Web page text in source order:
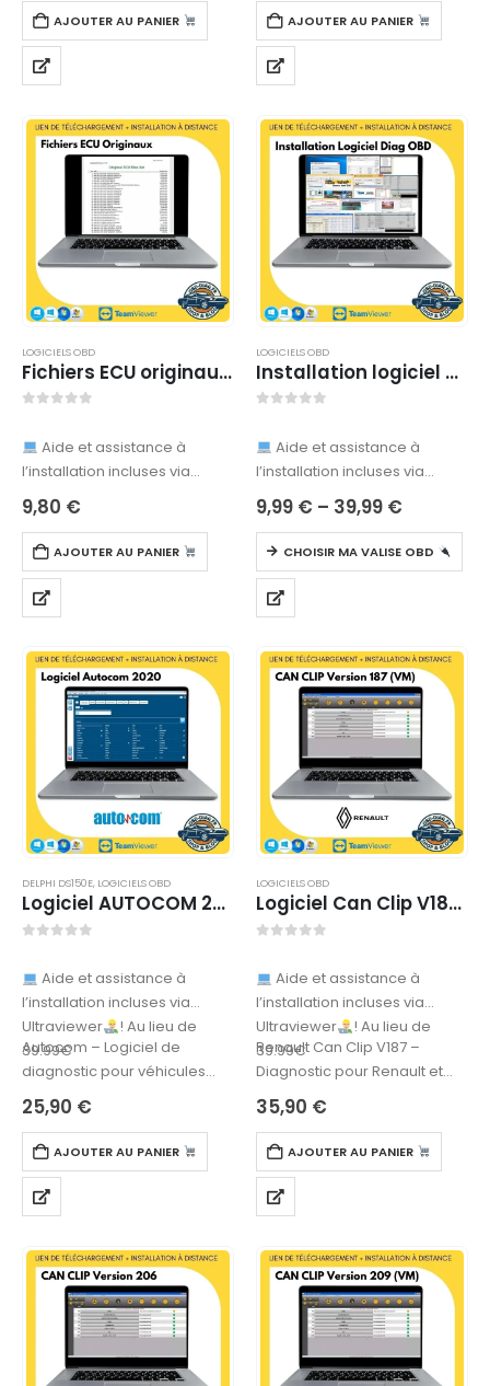
logiciel…
AJOUTER AU PANIER
pour…AJOUTER AU PANIER
LOGICIELS OBD
Fichiers ECU originaux – TÉLÉCHARGEMENT
Aide et assistance à
l’installation incluses via
Ultraviewer
39.99€
9,80 €
AJOUTER AU PANIER
LOGICIELS OBD
Installation logiciel de diagnostique (A distance)
Aide et assistance à
l’installation incluses via
Ultraviewer
! Au lieu de
39.99€
9,99 € – 39,99 €
CHOISIR MA VALISE OBD
DELPHI DS150E, LOGICIELS OBD
Logiciel AUTOCOM 2021 – TÉLÉCHARGEMENT
Aide et assistance à
l’installation incluses via
Ultraviewer
! Au lieu de
39.99€
Autocom – Logiciel de
diagnostic pour véhicules
légers et poids lourdsLe
Logiciel Autocom est une
solution de diagnostic…
25,90 €
AJOUTER AU PANIER
LOGICIELS OBD
Logiciel Can Clip V187 FullPack (VMware) – TÉLÉCHARGEMENT
Aide et assistance à
l’installation incluses via
Ultraviewer
! Au lieu de
39.99€
Renault Can Clip V187 –
Diagnostic pour Renault et
Dacia (VMware)Le Renault
Can Clip V187 est un logiciel…
35,90 €
AJOUTER AU PANIER